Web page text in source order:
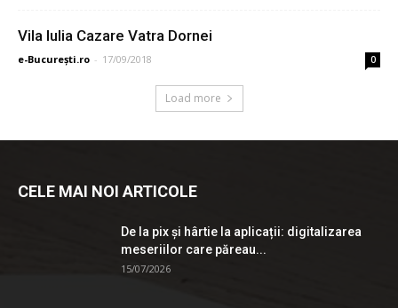
Vila Iulia Cazare Vatra Dornei
e-București.ro - 17/09/2018 0
Load more
CELE MAI NOI ARTICOLE
De la pix şi hârtie la aplicații: digitalizarea
meseriilor care păreau...
15/07/2026